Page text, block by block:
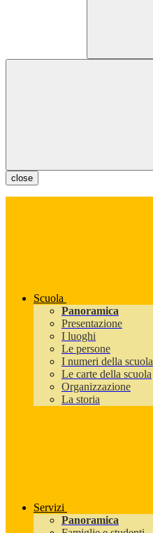
close
Scuola
Panoramica
Presentazione
I luoghi
Le persone
I numeri della scuola
Le carte della scuola
Organizzazione
La storia
Servizi
Panoramica